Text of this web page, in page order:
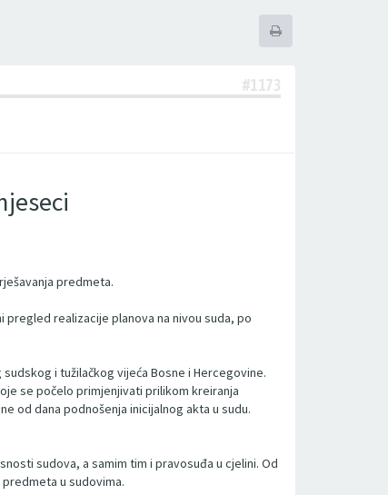
#1173
predmeta.
pregled realizacije planova na nivou suda, po
i tužilačkog vijeća Bosne i Hercegovine.
se počelo primjenjivati prilikom kreiranja
od dana podnošenja inicijalnog akta u sudu.
sudova, a samim tim i pravosuđa u cjelini. Od
u sudovima.